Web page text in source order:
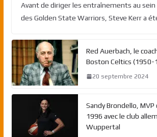
Avant de diriger les entraînements au sein
des Golden State Warriors, Steve Kerr a
Red Auerbach, le
Boston Celtics (1950-
20 septembre 2024
Sandy Brondello, MVP
1996 avec le club
Wuppertal